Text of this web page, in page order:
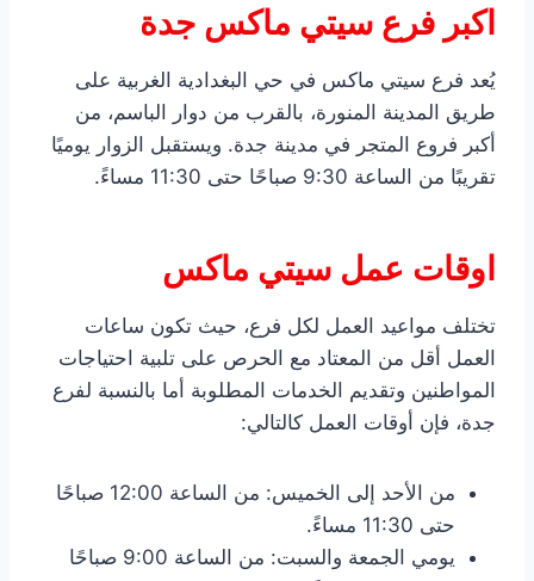
اكبر فرع سيتي ماكس جدة
يُعد فرع سيتي ماكس في حي البغدادية الغربية على
طريق المدينة المنورة، بالقرب من دوار الباسم، من
أكبر فروع المتجر في مدينة جدة. ويستقبل الزوار يوميًا
تقريبًا من الساعة 9:30 صباحًا حتى 11:30 مساءً.
اوقات عمل سيتي ماكس
تختلف مواعيد العمل لكل فرع، حيث تكون ساعات
العمل أقل من المعتاد مع الحرص على تلبية احتياجات
المواطنين وتقديم الخدمات المطلوبة أما بالنسبة لفرع
جدة، فإن أوقات العمل كالتالي:
من الأحد إلى الخميس: من الساعة 12:00 صباحًا
حتى 11:30 مساءً.
يومي الجمعة والسبت: من الساعة 9:00 صباحًا